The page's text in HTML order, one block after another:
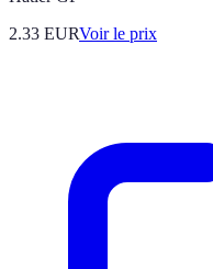
2.33 EURVoir le prix